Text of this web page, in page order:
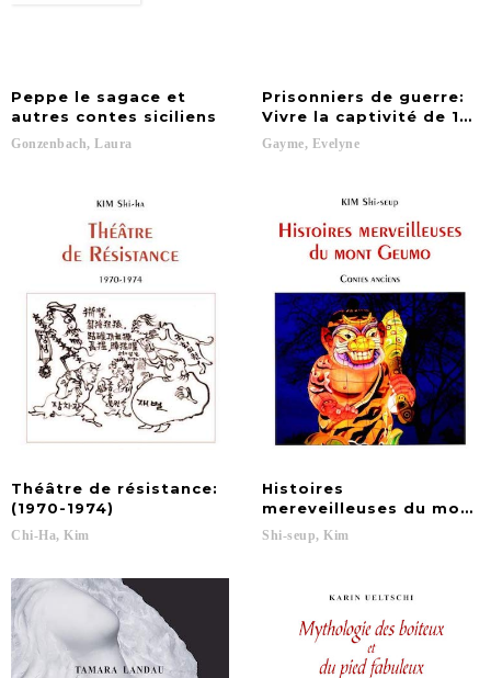
Peppe le sagace et
autres contes siciliens
Gonzenbach, Laura
Prisonniers de guerre:
Vivre la captivité de
Gayme, Evelyne
Théâtre de résistance:
(1970-1974)
Chi-Ha, Kim
Histoires
mereveilleuses du mont
Shi-seup, Kim